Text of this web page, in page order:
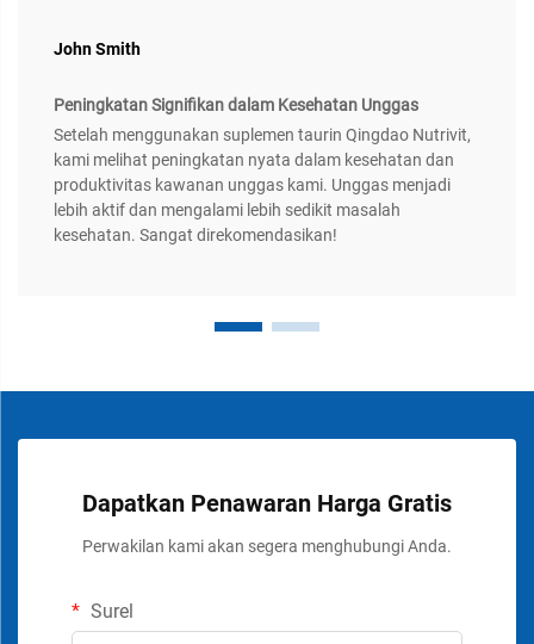
John Smith
Peningkatan Signifikan dalam Kesehatan Unggas
Setelah menggunakan suplemen taurin Qingdao Nutrivit,
kami melihat peningkatan nyata dalam kesehatan dan
produktivitas kawanan unggas kami. Unggas menjadi
lebih aktif dan mengalami lebih sedikit masalah
kesehatan. Sangat direkomendasikan!
Dapatkan Penawaran Harga Gratis
Perwakilan kami akan segera menghubungi Anda.
Surel